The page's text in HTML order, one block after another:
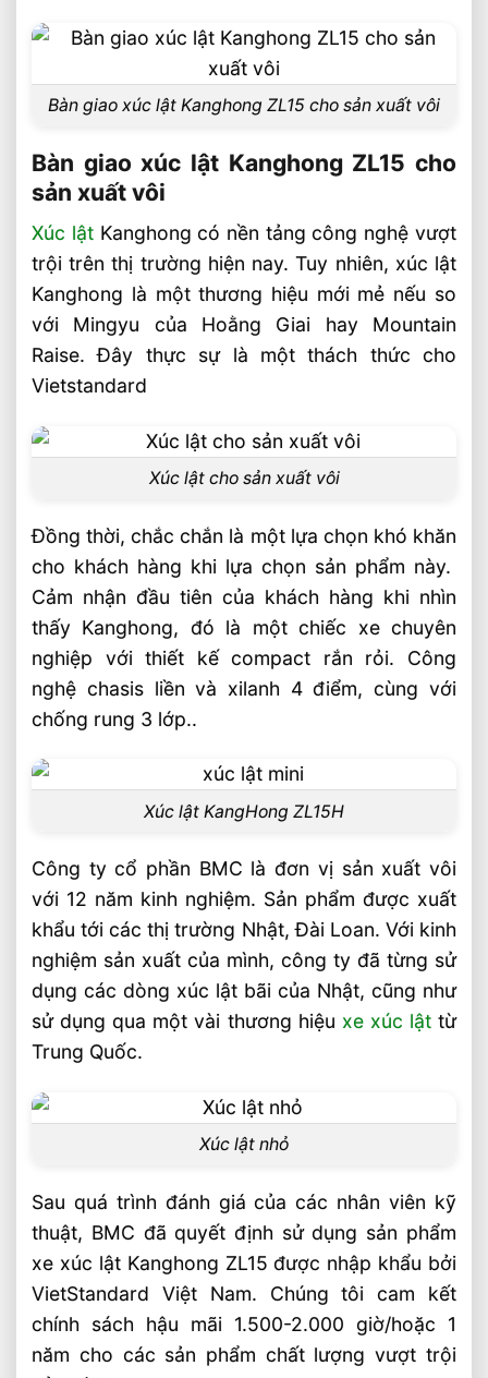
Trường Làm Việc Phù Hợp
Chọn Tải Trọng Xe Nâng Điện Theo
Trọng Lượng Thực Tế
Hợp Từng Ứng Dụng
Chọn Xe Nâng Điện Phù Hợp Theo Từng
Loại Pallet Tối Ưu Nhất
Chọn Xe Nâng Điện Phù Hợp Theo Chiều
Cao Kệ Hàng Chuẩn Nhất
Xe Nâng Điện Reach Truck 1.8 Tấn Lựa
Chọn Tối Ưu Cho Logistics
Bàn giao xúc lật Kanghong ZL15 cho sản xuất vôi
Bàn giao xúc lật Kanghong ZL15 cho
sản xuất vôi
Xúc lậtKanghong có nền tảng công nghệ vượt
trội trên thị trường hiện nay. Tuy nhiên, xúc lật
Kanghong là một thương hiệu mới mẻ nếu so
với Mingyu của Hoằng Giai hay Mountain
Raise. Đây thực sự là một thách thức cho
Vietstandard
Xúc lật cho sản xuất vôi
Đồng thời, chắc chắn là một lựa chọn khó khăn
cho khách hàng khi lựa chọn sản phẩm này.
Cảm nhận đầu tiên của khách hàng khi nhìn
thấy Kanghong, đó là một chiếc xe chuyên
nghiệp với thiết kế compact rắn rỏi. Công
nghệ chasis liền và xilanh 4 điểm, cùng với
chống rung 3 lớp..
Xúc lật KangHong ZL15H
Công ty cổ phần BMC là đơn vị sản xuất vôi
với 12 năm kinh nghiệm. Sản phẩm được xuất
khẩu tới các thị trường Nhật, Đài Loan. Với kinh
nghiệm sản xuất của mình, công ty đã từng sử
dụng các dòng xúc lật bãi của Nhật, cũng như
sử dụng qua một vài thương hiệu xe xúc lậttừ
Trung Quốc.
Xúc lật nhỏ
Sau quá trình đánh giá của các nhân viên kỹ
thuật, BMC đã quyết định sử dụng sản phẩm
xe xúc lật Kanghong ZL15 được nhập khẩu bởi
VietStandard Việt Nam. Chúng tôi cam kết
chính sách hậu mãi 1.500-2.000 giờ/hoặc 1
năm cho các sản phẩm chất lượng vượt trội